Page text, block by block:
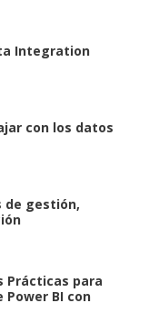
Integration
con los datos
de gestión,
Prácticas para
Power BI con